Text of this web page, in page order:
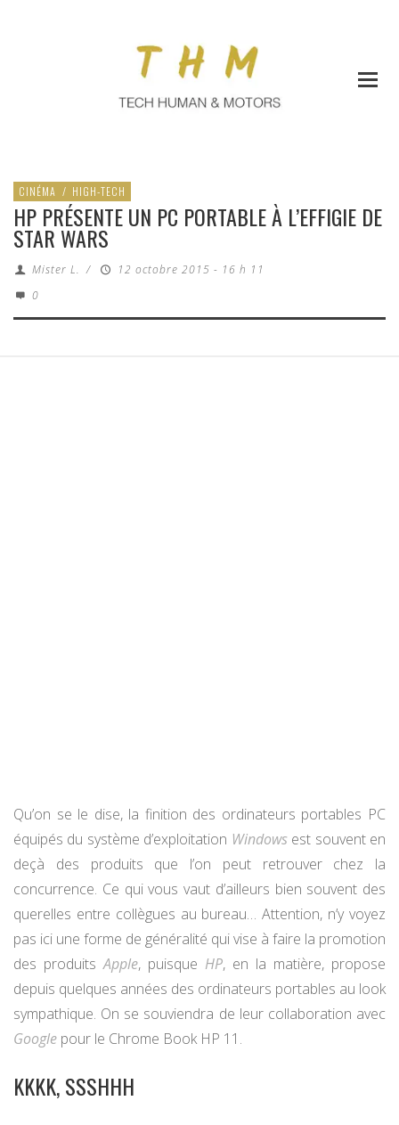
CINÉMA / HIGH-TECH
HP PRÉSENTE UN PC PORTABLE À L’EFFIGIE DE
STAR WARS
Mister L. /
12 octobre 2015 - 16 h 11
0
Qu’on se le dise, la finition des ordinateurs portables PC
équipés du système d’exploitation Windows est souvent en
deçà des produits que l’on peut retrouver chez la
concurrence. Ce qui vous vaut d’ailleurs bien souvent des
querelles entre collègues au bureau… Attention, n’y voyez
pas ici une forme de généralité qui vise à faire la promotion
des produitsApple, puisque HP, en la matière, propose
depuis quelques années des ordinateurs portables au look
sympathique. On se souviendra de leur collaboration avec
Google pour le Chrome Book HP 11.
KKKK, SSSHHH